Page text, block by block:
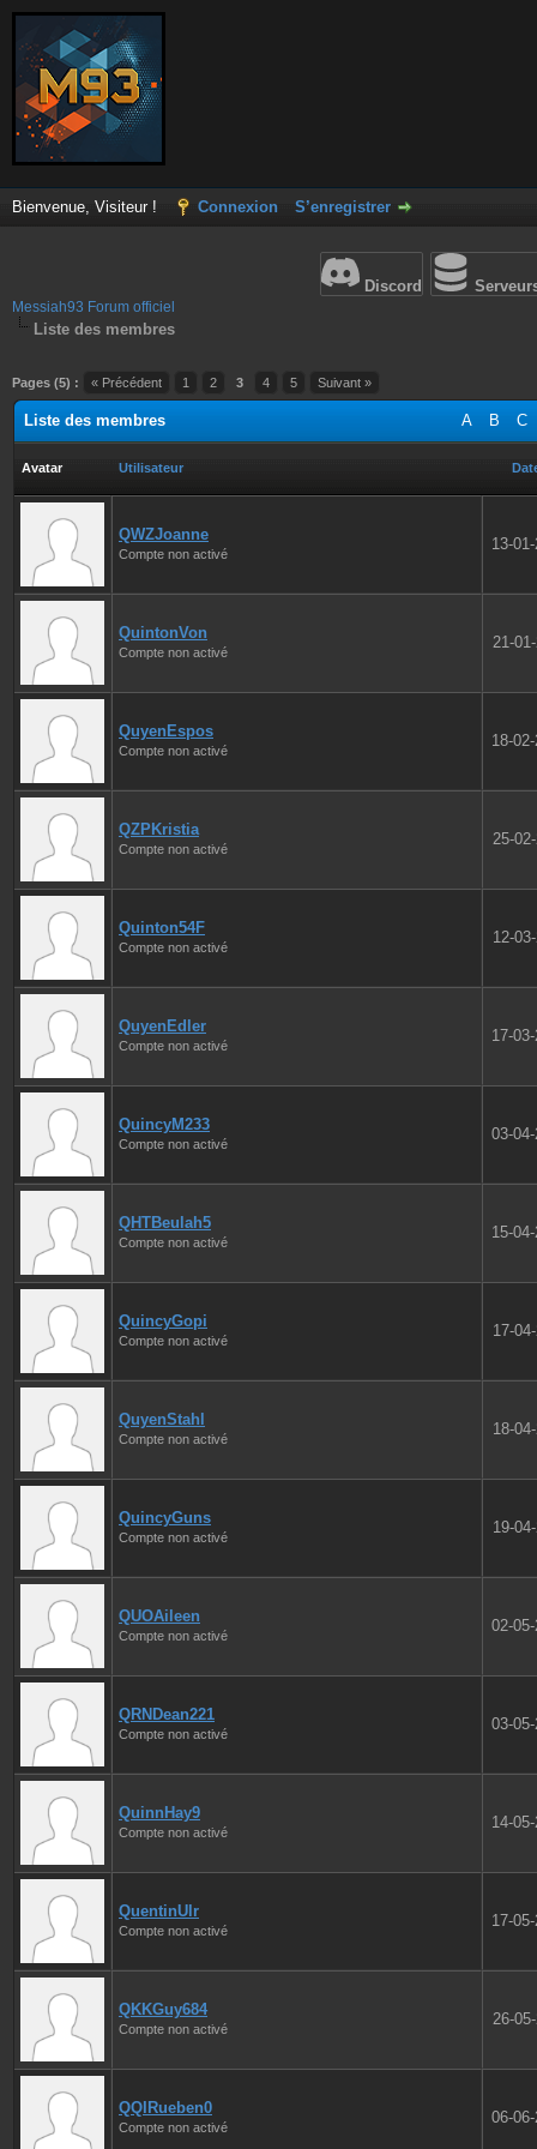
Bienvenue, Visiteur ! Connexion S’enregistrer
Discord
Messiah93 Forum officiel
Liste des membres
Pages (5) : « Précédent 1 2 3 4 5 Suivant »
A B C
Liste des membres
Avatar Utilisateur
QWZJoanne
Compte non activé
13-
QuintonVon
Compte non activé
21-
QuyenEspos
Compte non activé
18-
QZPKristia
Compte non activé
25-
Quinton54F
Compte non activé
12-
QuyenEdler
Compte non activé
17-
QuincyM233
Compte non activé
03-
QHTBeulah5
Compte non activé
15-
QuincyGopi
Compte non activé
17-
QuyenStahl
Compte non activé
18-
QuincyGuns
Compte non activé
19-
QUOAileen
Compte non activé
02-
QRNDean221
Compte non activé
03-
QuinnHay9
Compte non activé
14-
QuentinUlr
Compte non activé
17-
QKKGuy684
Compte non activé
26-
QQIRueben0
Compte non activé
06-